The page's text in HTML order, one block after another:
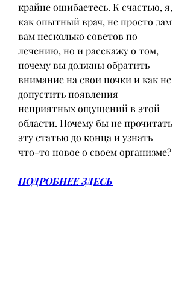
крайне ошибаетесь. К счастью, я,
как опытный врач, не просто дам
вам несколько советов по
лечению, но и расскажу о том,
почему вы должны обратить
внимание на свои почки и как не
допустить появления
неприятных ощущений в этой
области. Почему бы не прочитать
эту статью до конца и узнать
что-то новое о своем организме?
ПОДРОБНЕЕ ЗДЕСЬ